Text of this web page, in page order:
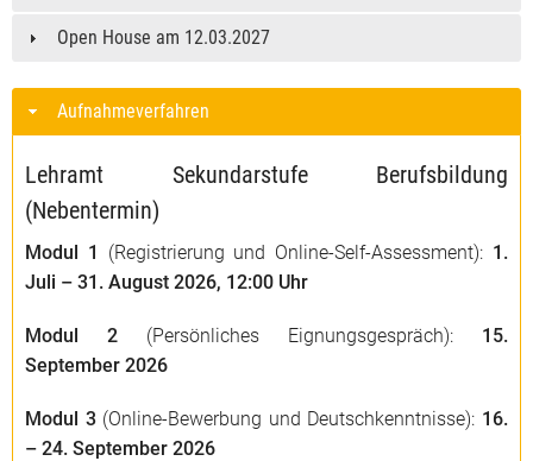
Open House am 12.03.2027
Aufnahmeverfahren
Lehramt Sekundarstufe Berufsbildung
(Nebentermin)
Modul 1 (Registrierung und Online-Self-Assessment): 1.
Juli – 31. August 2026, 12:00 Uhr
Modul 2 (Persönliches Eignungsgespräch): 15.
September 2026
Modul 3 (Online-Bewerbung und Deutschkenntnisse): 16.
– 24. September 2026